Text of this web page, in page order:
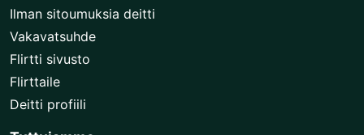
Ilman sitoumuksia deitti
Vakavatsuhde
Flirtti sivusto
Flirttaile
Deitti profiili